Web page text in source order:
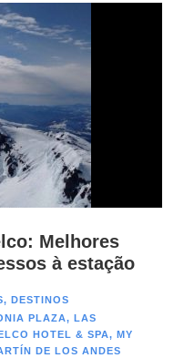
Melhores
à estação
, DESTINOS
PLAZA, LAS
HOTEL & SPA, MY
DE LOS ANDES